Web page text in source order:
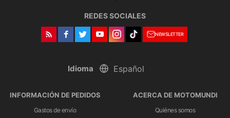
REDES SOCIALES
NEWSLETTER
Idioma
INFORMACIÓN DE PEDIDOS
Gastos de envío
ACERCA DE MOTOMUNDI
Quiénes somos